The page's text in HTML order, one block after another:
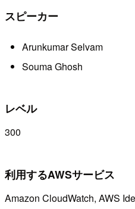
スピーカー
Arunkumar Selvam
Souma Ghosh
レベル
300
利用するAWSサービス
Amazon CloudWatch, AWS